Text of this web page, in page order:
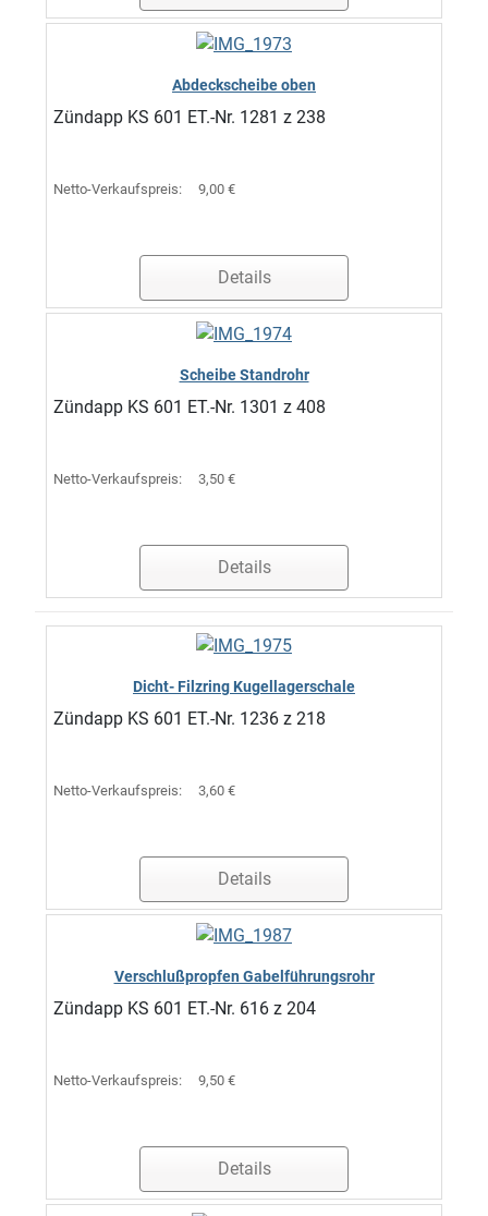
Abdeckscheibe oben
Zündapp KS 601 ET.-Nr. 1281 z 238
Netto-Verkaufspreis: 9,00 €
Details
Scheibe Standrohr
Zündapp KS 601 ET.-Nr. 1301 z 408
Netto-Verkaufspreis: 3,50 €
Details
Dicht- Filzring Kugellagerschale
Zündapp KS 601 ET.-Nr. 1236 z 218
Netto-Verkaufspreis: 3,60 €
Details
Verschlußpropfen Gabelführungsrohr
Zündapp KS 601 ET.-Nr. 616 z 204
Netto-Verkaufspreis: 9,50 €
Details